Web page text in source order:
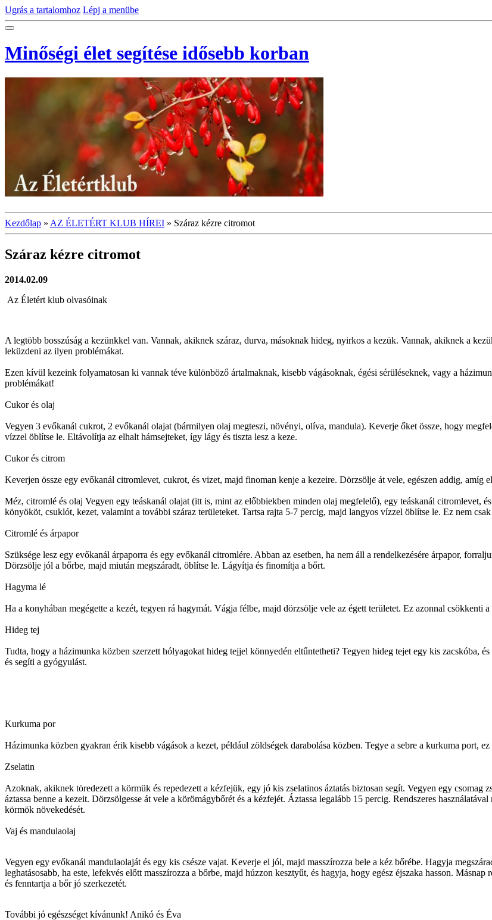
Ugrás a tartalomhoz Lépj a menübe
Minőségi élet segítése idősebb korban
Kezdőlap » AZ ÉLETÉRT KLUB HÍREI » Száraz kézre citromot
Száraz kézre citromot
2014.02.09
Az Életért klub olvasóinak
A legtöbb bosszúság a kezünkkel van. Vannak, akiknek száraz, durva, másoknak hideg, nyirkos a kezük. Vannak, akiknek a
leküzdeni az ilyen problémákat.
Ezen kívül kezeink folyamatosan ki vannak téve különböző ártalmaknak, kisebb vágásoknak, égési sérüléseknek, vagy a
problémákat!
Cukor és olaj
Vegyen 3 evőkanál cukrot, 2 evőkanál olajat (bármilyen olaj megteszi, növényi, olíva, mandula). Keverje őket össze, hogy
vízzel öblítse le. Eltávolítja az elhalt hámsejteket, így lágy és tiszta lesz a keze.
Cukor és citrom
Keverjen össze egy evőkanál citromlevet, cukrot, és vizet, majd finoman kenje a kezeire. Dörzsölje át vele, egészen addig,
Méz, citromlé és olaj Vegyen egy teáskanál olajat (itt is, mint az előbbiekben minden olaj megfelelő), egy teáskanál citromlevet,
könyököt, csuklót, kezet, valamint a további száraz területeket. Tartsa rajta 5-7 percig, majd langyos vízzel öblítse le. Ez nem
Citromlé és árpapor
Szüksége lesz egy evőkanál árpaporra és egy evőkanál citromlére. Abban az esetben, ha nem áll a rendelkezésére árpapor,
Dörzsölje jól a bőrbe, majd miután megszáradt, öblítse le. Lágyítja és finomítja a bőrt.
Hagyma lé
Ha a konyhában megégette a kezét, tegyen rá hagymát. Vágja félbe, majd dörzsölje vele az égett területet. Ez azonnal csökkenti
Hideg tej
Tudta, hogy a házimunka közben szerzett hólyagokat hideg tejjel könnyedén eltűntetheti? Tegyen hideg tejet egy kis zacskóba,
és segíti a gyógyulást.
Kurkuma por
Házimunka közben gyakran érik kisebb vágások a kezet, például zöldségek darabolása közben. Tegye a sebre a kurkuma port,
Zselatin
Azoknak, akiknek töredezett a körmük és repedezett a kézfejük, egy jó kis zselatinos áztatás biztosan segít. Vegyen egy csomag
áztassa benne a kezeit. Dörzsölgesse át vele a körömágybőrét és a kézfejét. Áztassa legalább 15 percig. Rendszeres
körmök növekedését.
Vaj és mandulaolaj
Vegyen egy evőkanál mandulaolaját és egy kis csésze vajat. Keverje el jól, majd masszírozza bele a kéz bőrébe. Hagyja
leghatásosabb, ha este, lefekvés előtt masszírozza a bőrbe, majd húzzon kesztyűt, és hagyja, hogy egész éjszaka hasson.
és fenntartja a bőr jó szerkezetét.
További jó egészséget kívánunk! Anikó és Éva